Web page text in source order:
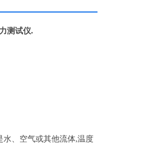
测试仪.
、空气或其他流体,温度